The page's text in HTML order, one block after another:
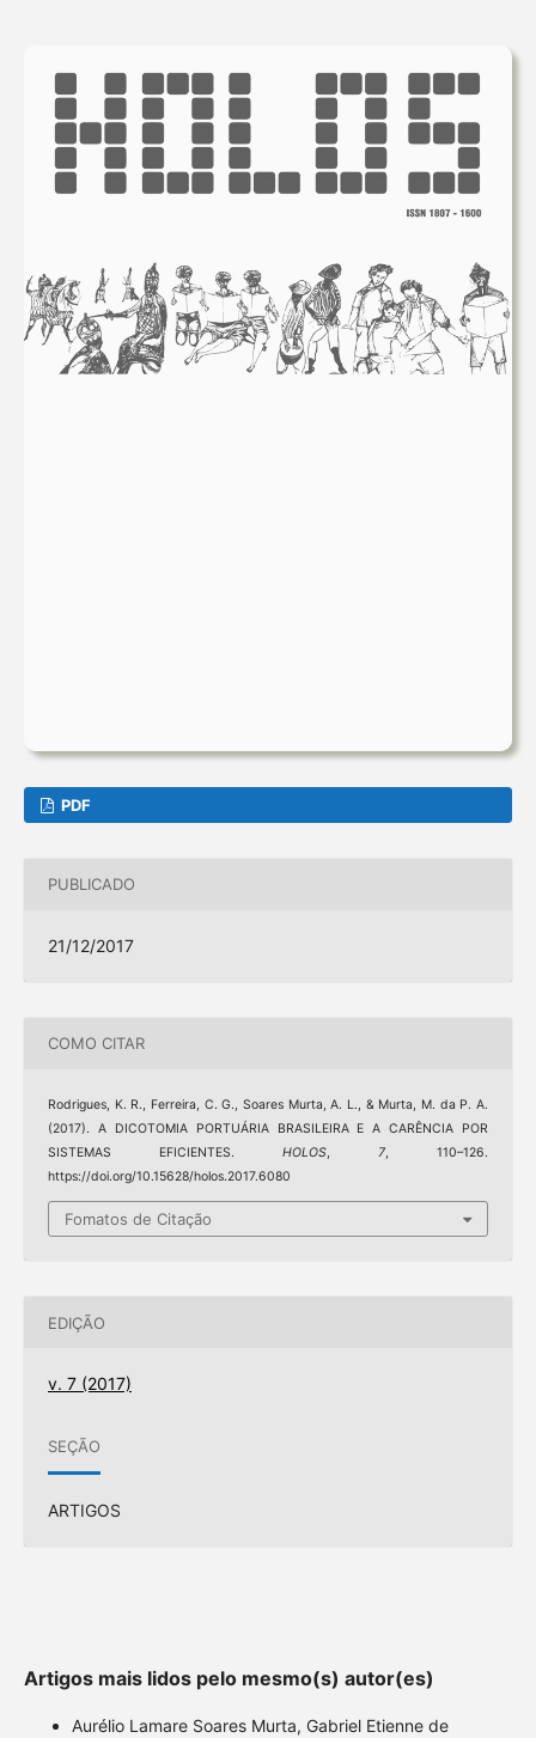
PDF
PUBLICADO
21/12/2017
COMO CITAR
Rodrigues, K. R., Ferreira, C. G., Soares Murta, A. L., & Murta, M. da P. A.
(2017). A DICOTOMIA PORTUÁRIA BRASILEIRA E A CARÊNCIA POR
SISTEMAS EFICIENTES. HOLOS,7, 110–126.
https://doi.org/10.15628/holos.2017.6080
Fomatos de Citação
EDIÇÃO
v. 7 (2017)
SEÇÃO
ARTIGOS
Artigos mais lidos pelo mesmo(s) autor(es)
Aurélio Lamare Soares Murta, Gabriel Etienne de